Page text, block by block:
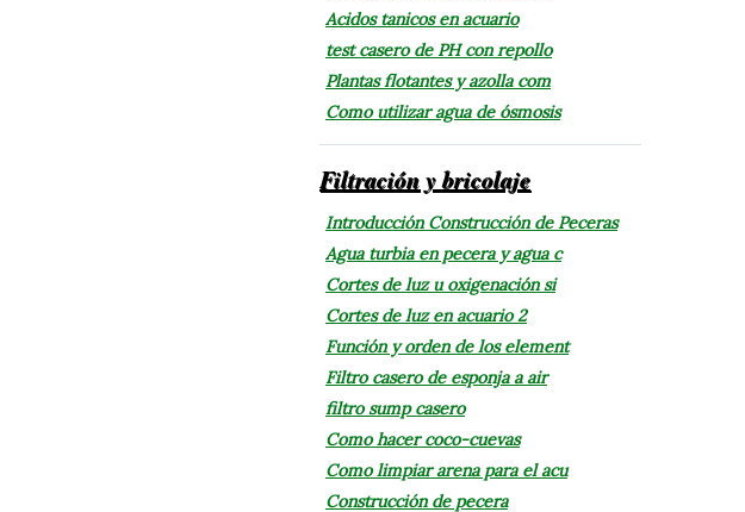
Acidos tanicos en acuario
test casero de PH con repollo
Plantas flotantes y azolla com
Como utilizar agua de ósmosis
Filtración y bricolaje
Introducción Construcción de Peceras
Agua turbia en pecera y agua c
Cortes de luz u oxigenación si
Cortes de luz en acuario 2
Función y orden de los element
Filtro casero de esponja a air
filtro sump casero
Como hacer coco-cuevas
Como limpiar arena para el acu
Construcción de pecera